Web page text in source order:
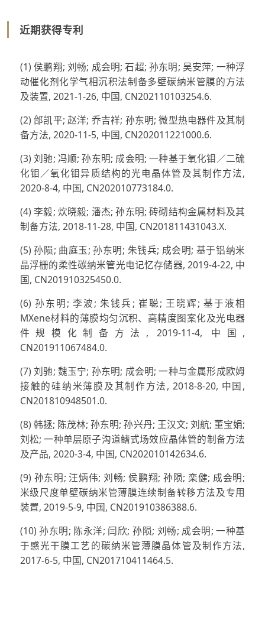
近期获得专利
(1) 侯鹏翔; 刘畅; 成会明; 石超; 孙东明; 吴安萍; 一种浮
动催化剂化学气相沉积法制备多壁碳纳米管膜的方法
及装置, 2021-1-26, 中国, CN202110103254.6.
(2) 邰凯平; 赵洋; 乔吉祥; 孙东明; 微型热电器件及其制
备方法, 2020-11-5, 中国, CN202011221000.6.
(3) 刘驰; 冯顺; 孙东明; 成会明; 一种基于氧化钼／二硫
化钼／氧化钼异质结构的光电晶体管及其制作方法,
2020-8-4, 中国, CN202010773184.0.
(4) 李毅; 炊晓毅; 潘杰; 孙东明; 砖砌结构金属材料及其
制备方法, 2018-11-28, 中国, CN201811431043.X.
(5) 孙陨; 曲庭玉; 孙东明; 朱钱兵; 成会明; 基于铝纳米
晶浮栅的柔性碳纳米管光电记忆存储器, 2019-4-22, 中
国, CN201910325450.0.
(6) 孙东明; 李波; 朱钱兵; 崔聪; 王晓辉; 基于液相
MXene材料的薄膜均匀沉积、高精度图案化及光电器
件规模化制备方法, 2019-11-4, 中国,
CN201911067484.0.
(7) 刘驰; 魏玉宁; 孙东明; 成会明; 一种与金属形成欧姆
接触的硅纳米薄膜及其制作方法, 2018-8-20, 中国,
CN201810948501.0.
(8) 韩拯; 陈茂林; 孙东明; 孙兴丹; 王汉文; 刘航; 董宝娟;
刘松; 一种单层原子沟道鳍式场效应晶体管的制备方法
及产品, 2020-3-4, 中国, CN202010142634.6.
(9) 孙东明; 汪炳伟; 刘畅; 侯鹏翔; 孙陨; 栾健; 成会明;
米级尺度单壁碳纳米管薄膜连续制备转移方法及专用
装置, 2019-5-9, 中国, CN201910386388.6.
(10) 孙东明; 陈永洋; 闫欣; 孙陨; 刘畅; 成会明; 一种基
于感光干膜工艺的碳纳米管薄膜晶体管及制作方法,
2017-6-5, 中国, CN201710411464.5.